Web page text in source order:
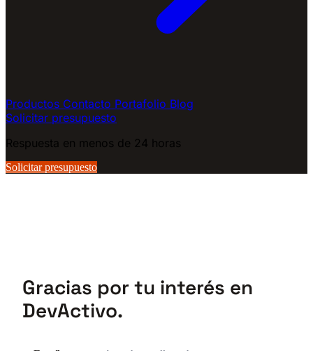
Productos Contacto Portafolio Blog
Solicitar presupuesto
Respuesta en menos de 24 horas
Solicitar presupuesto
Gracias por tu interés en
DevActivo.